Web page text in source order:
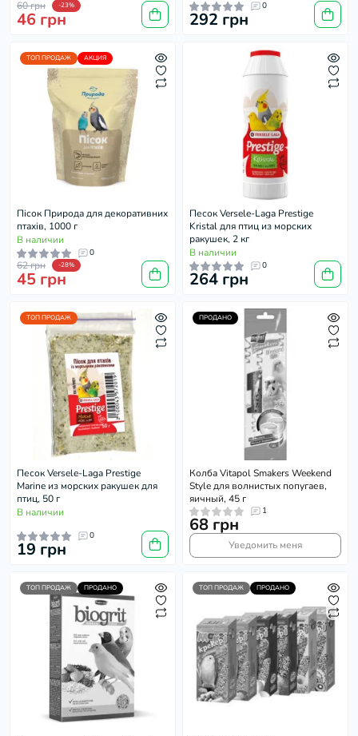
60 грн -23%
46 грн
0
292 грн
ТОП ПРОДАЖ АКЦИЯ
Пісок Природа для декоративних
птахів, 1000 г
В наличии
0
62 грн -28%
45 грн
Песок Versele-Laga Prestige
Kristal для птиц из морских
ракушек, 2 кг
В наличии
0
264 грн
ТОП ПРОДАЖ
Песок Versele-Laga Prestige
Marine из морских ракушек для
птиц, 50 г
В наличии
0
19 грн
ПРОДАНО
Колба Vitapol Smakers Weekend
Style для волнистых попугаев,
яичный, 45 г
1
68 грн
Уведомить меня
ТОП ПРОДАЖ ПРОДАНО ТОП ПРОДАЖ ПРОДАНО